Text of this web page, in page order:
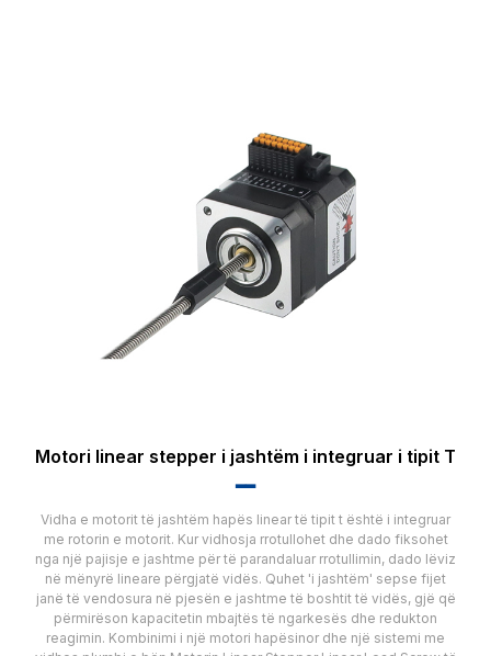
Motori linear stepper i jashtëm i integruar i tipit T
▂▂
Vidha e motorit të jashtëm hapës linear të tipit t është i integruar
me rotorin e motorit. Kur vidhosja rrotullohet dhe dado fiksohet
nga një pajisje e jashtme për të parandaluar rrotullimin, dado lëviz
në mënyrë lineare përgjatë vidës. Quhet 'i jashtëm' sepse fijet
janë të vendosura në pjesën e jashtme të boshtit të vidës, gjë që
përmirëson kapacitetin mbajtës të ngarkesës dhe redukton
reagimin. Kombinimi i një motori hapësinor dhe një sistemi me